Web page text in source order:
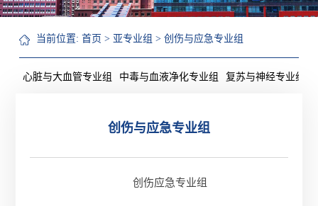
当前位置:首页 > 亚专业组 >创伤与应急专业组
心脏与大血管专业组 中毒与血液净化专业组 复苏与神经专业组
创伤与应急专业组
创伤应急专业组